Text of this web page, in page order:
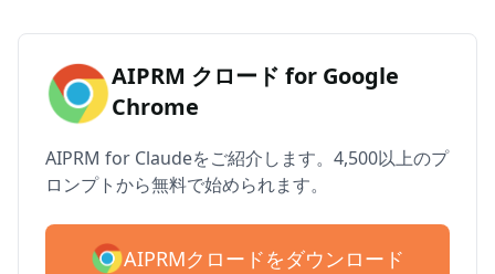
AIPRM クロード for Google
Chrome
AIPRM for Claudeをご紹介します。4,500以上のプ
ロンプトから無料で始められます。
AIPRMクロードをダウンロード